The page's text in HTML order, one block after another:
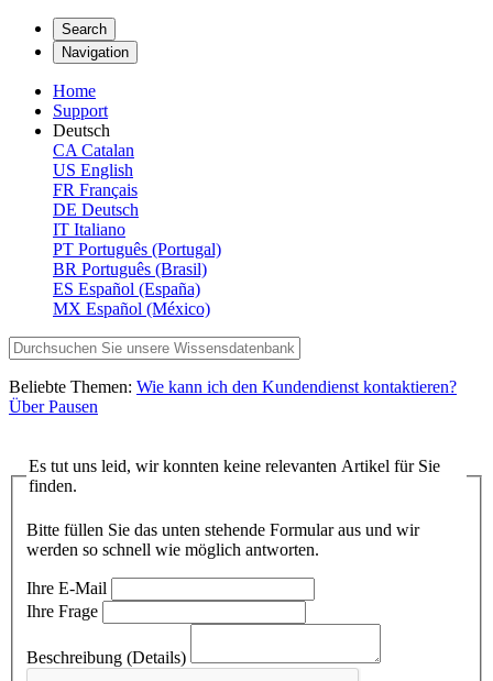
Search
Navigation
Home
Support
Deutsch
CA Catalan
US English
FR Français
DE Deutsch
IT Italiano
PT Português (Portugal)
BR Português (Brasil)
ES Español (España)
MX Español (México)
Beliebte Themen: Wie kann ich den Kundendienst kontaktieren?
Über Pausen
Es tut uns leid, wir konnten keine relevanten Artikel für Sie
finden.
Bitte füllen Sie das unten stehende Formular aus und wir
werden so schnell wie möglich antworten.
Ihre E-Mail
Ihre Frage
Beschreibung (Details)